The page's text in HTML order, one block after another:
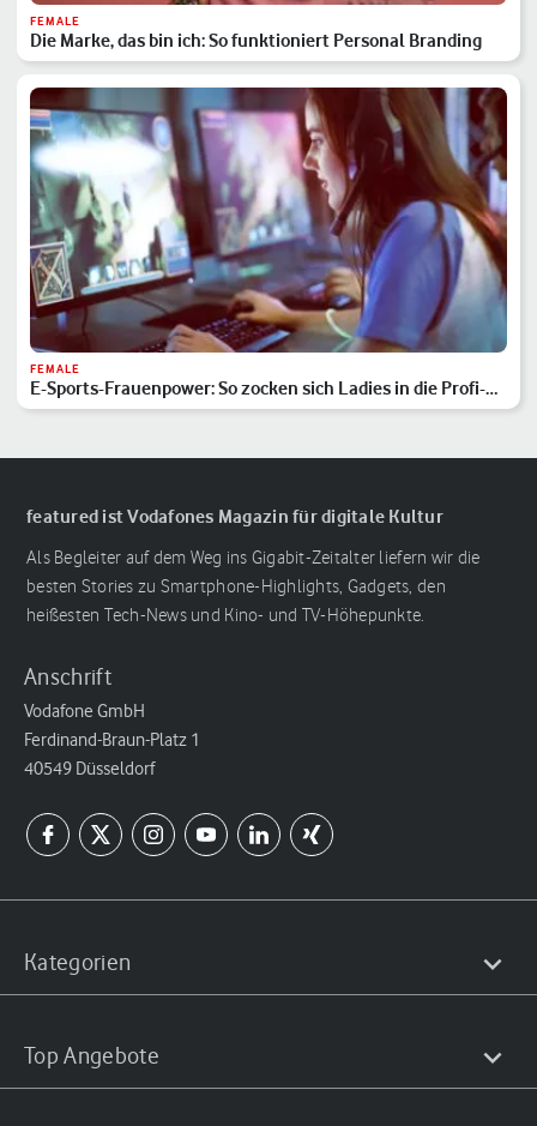
FEMALE
Die Marke, das bin ich: So funktioniert Personal Branding
FEMALE
E-Sports-Frauenpower: So zocken sich Ladies in die Profi-
Liga
featured ist Vodafones Magazin für digitale Kultur
Als Begleiter auf dem Weg ins Gigabit-Zeitalter liefern wir die
besten Stories zu Smartphone-Highlights, Gadgets, den
heißesten Tech-News und Kino- und TV-Höhepunkte.
Anschrift
Vodafone GmbH
Ferdinand-Braun-Platz 1
40549 Düsseldorf
Kategorien
Top Angebote